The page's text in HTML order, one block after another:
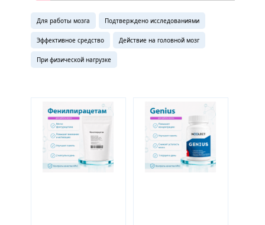
Для работы мозга Подтверждено исследованиями
Эффективное средство Действие на головной мозг
При физической нагрузке